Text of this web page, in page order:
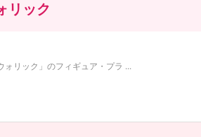
リック
ォリック」のフィギュア・プラ ...